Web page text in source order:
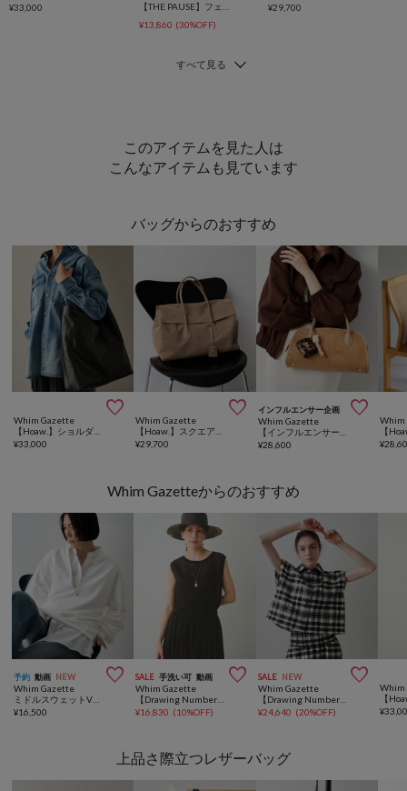
¥33,000
¥13,860 (30%OFF)
¥29,700
このアイテムを見た人は
こんなアイテムも見ています
バッグからのおすすめ

Whim Gazette
¥33,000

Whim Gazette
¥29,700
インフルエンサー企画 
Whim Gazette
¥28,600
Whim
¥
Whim Gazetteからのおすすめ
予約 動画 NEW 
Whim Gazette
¥16,500
SALE 手洗い可 動画 
Whim Gazette
¥16,830 (10%OFF)
SALE NEW 
Whim Gazette
【Drawing Numbers】チェックジャガードフレンチシャツ
¥24,640 (20%OFF)
Whim
¥
上品さ際立つレザーバッグ